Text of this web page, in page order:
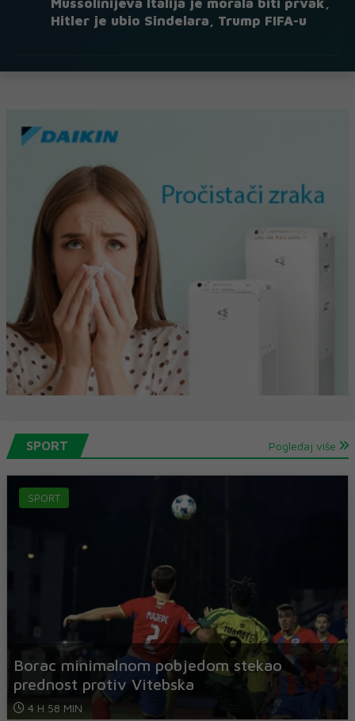
Mussolinijeva Italija je morala biti prvak,
Hitler je ubio Sindelara, Trump FIFA-u
SPORT Pogledaj više
SPORT
Borac minimalnom pobjedom stekao
prednost protiv Vitebska
4 H 58 MIN